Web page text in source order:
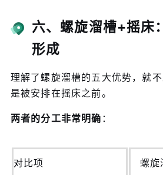
六、螺旋溜槽+摇床
形成
理解了螺旋溜槽的五大优势，就
是被安排在摇床之前。
两者的分工非常明确 ：
对比项 螺旋